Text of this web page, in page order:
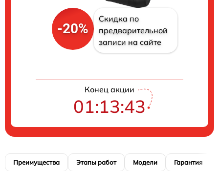
-20%
Скидка по
предварительной
записи на сайте
Конец акции
01:13:42
Преимущества Этапы работ Модели Гарантия